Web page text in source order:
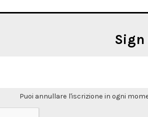
Puoi annullare l'iscrizione in ogni